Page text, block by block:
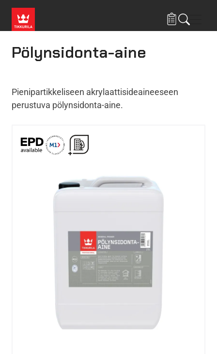
Pölynsidonta-aine
Pienipartikkeliseen akrylaattisideaineeseen
perustuva pölynsidonta-aine.